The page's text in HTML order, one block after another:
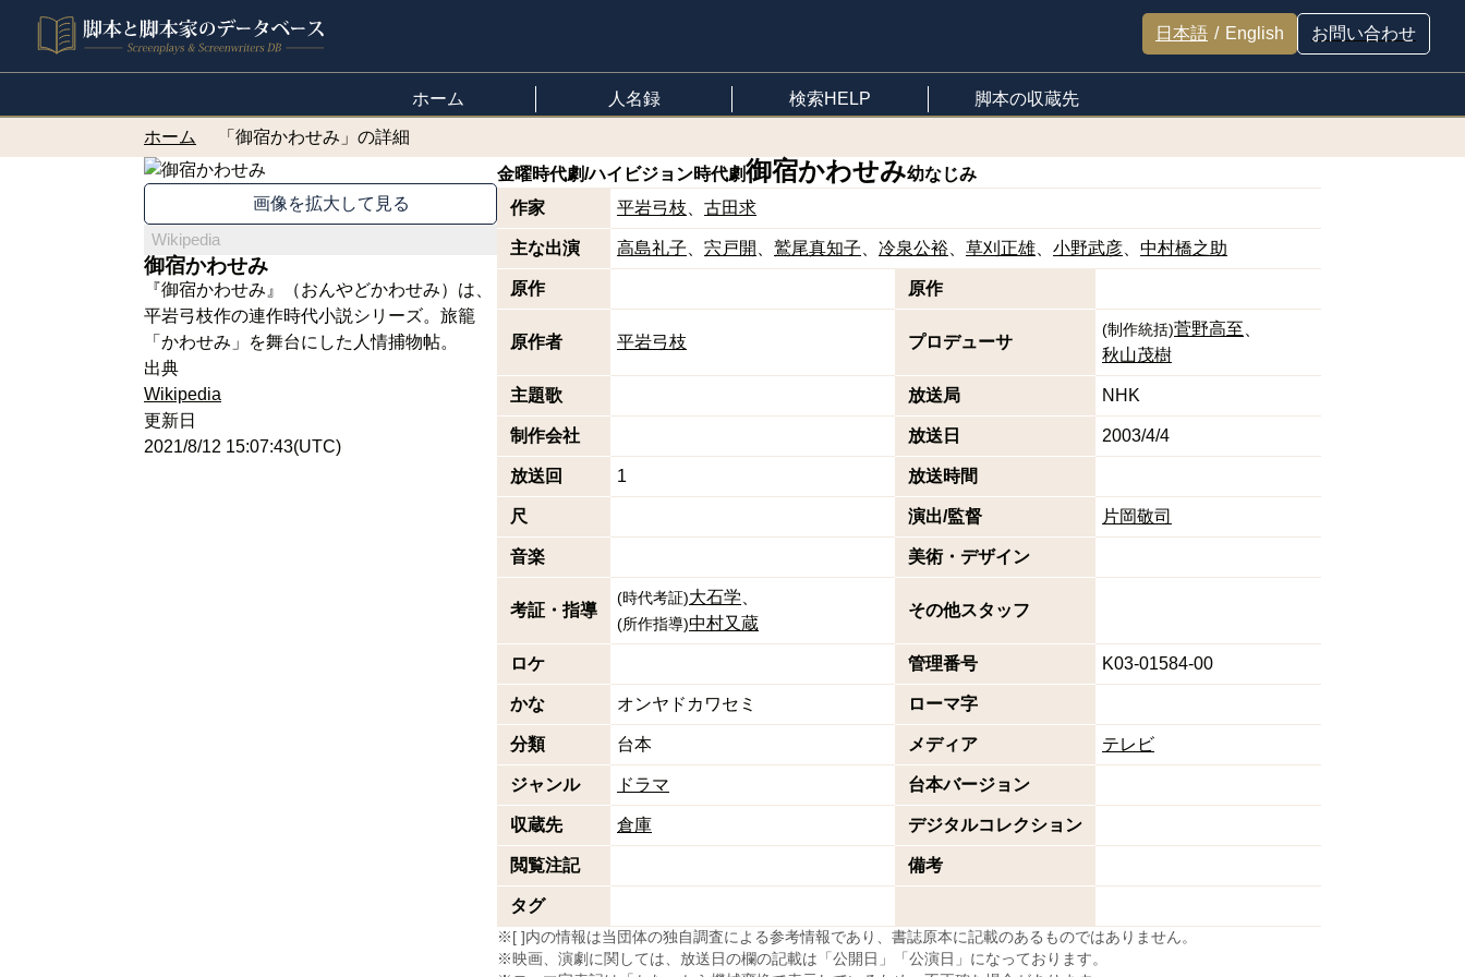
日本語 / English お問い合わせ
ホーム 人名録 検索HELP 脚本の収蔵先
ホーム 「御宿かわせみ」の詳細
画像を拡大して見る
Wikipedia
御宿かわせみ
『御宿かわせみ』（おんやどかわせみ）は、
平岩弓枝作の連作時代小説シリーズ。旅籠
「かわせみ」を舞台にした人情捕物帖。
出典
Wikipedia
更新日
2021/8/12 15:07:43(UTC)
金曜時代劇/ハイビジョン時代劇御宿かわせみ幼なじみ
作家
平岩弓枝 古田求
主な出演 高島礼子 宍戸開 鷲尾真知子 冷泉公裕 草刈正雄 小野武彦 中村橋之助
原作 原作
原作者 平岩弓枝 プロデューサ
(制作統括)菅野高至
秋山茂樹
主題歌 放送局 NHK
制作会社 放送日 2003/4/4
放送回 1 放送時間
尺 演出/監督 片岡敬司
音楽 美術・デザイン
考証・指導
(時代考証)大石学
(所作指導)中村又蔵
その他スタッフ
ロケ 管理番号 K03-01584-00
かな オンヤドカワセミ ローマ字
分類 台本 メディア テレビ
ジャンル ドラマ 台本バージョン
収蔵先 倉庫 デジタルコレクション
閲覧注記 備考
タグ
※[ ]内の情報は当団体の独自調査による参考情報であり、書誌原本に記載のあるものではありません。
※映画、演劇に関しては、放送日の欄の記載は「公開日」「公演日」になっております。